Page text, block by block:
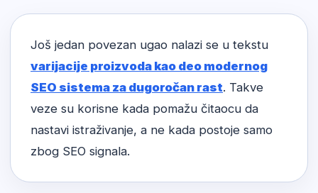
Još jedan povezan ugao nalazi se u tekstu
varijacije proizvoda kao deo modernog
SEO sistema za dugoročan rast. Takve
veze su korisne kada pomažu čitaocu da
nastavi istraživanje, a ne kada postoje samo
zbog SEO signala.